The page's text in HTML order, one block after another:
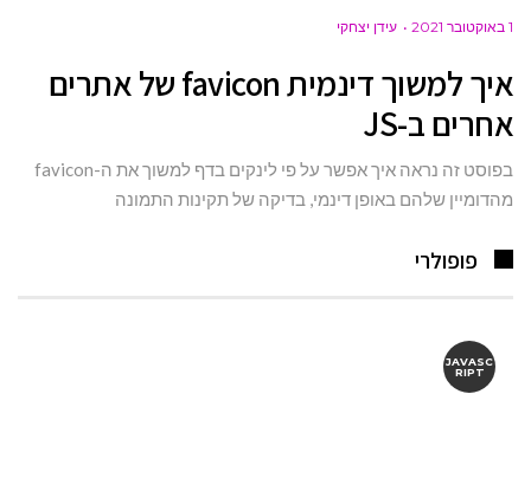
1 באוקטובר 2021 עידן יצחקי
איך למשוך דינמית favicon של אתרים
אחרים ב-JS
בפוסט זה נראה איך אפשר על פי לינקים בדף למשוך את ה-favicon
מהדומיין שלהם באופן דינמי, בדיקה של תקינות התמונה
פופולרי
JAVASC
RIPT